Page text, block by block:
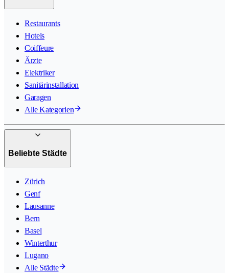
Restaurants
Hotels
Coiffeure
Ärzte
Elektriker
Sanitärinstallation
Garagen
Alle Kategorien
Beliebte Städte
Zürich
Genf
Lausanne
Bern
Basel
Winterthur
Lugano
Alle Städte